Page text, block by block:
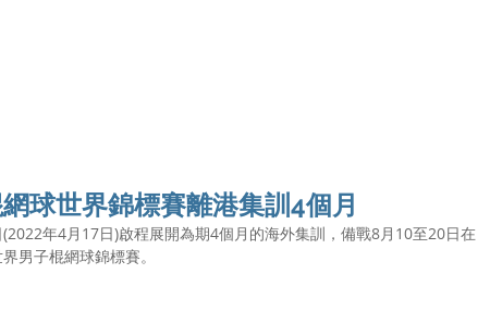
球世界錦標賽離港集訓4個月
年4月17日)啟程展開為期4個月的海外集訓，備戰8月10至20日在
男子棍網球錦標賽。